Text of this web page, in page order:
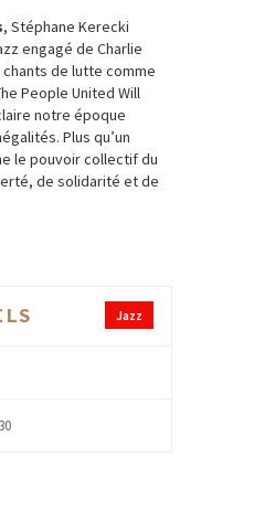
, Stéphane Kerecki
engagé de Charlie
de lutte comme
People United Will
notre époque
Plus qu’un
le pouvoir collectif du
de solidarité et de
Jazz